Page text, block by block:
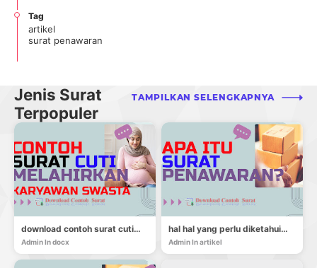
Tag
artikel
surat penawaran
Jenis Surat
Terpopuler
TAMPILKAN SELENGKAPNYA
download contoh surat cuti melahirkan untuk karyawan swasta
AdminIn docx
hal hal yang perlu diketahui seputar surat penawaran
AdminIn artikel